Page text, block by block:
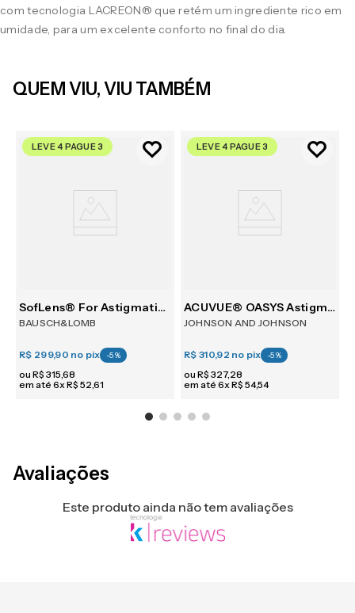
com tecnologia LACREON® que retém um ingrediente rico em
umidade, para um excelente conforto no final do dia.
QUEM VIU, VIU TAMBÉM
LEVE 4 PAGUE 3
SofLens® For Astigmatism 6
BAUSCH&LOMB
R$ 299,90 no pix -5%
ou R$ 315,68
em até 6xR$ 52,61
LEVE 4 PAGUE 3
ACUVUE® OASYS Astigmatism 6
JOHNSON AND JOHNSON
R$ 310,92 no pix -5%
ou R$ 327,28
em até 6xR$ 54,54
Avaliações
Este produto ainda não tem avaliações